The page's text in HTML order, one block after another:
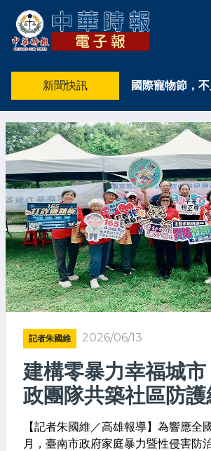
新聞快訊
記者朱國維 2026/06/13
建構零暴力幸福城
政團隊共築社區防護
【記者朱國維／高雄報導】為響應全
月，臺南市政府家庭暴力暨性侵害防